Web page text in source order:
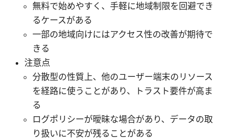
無料で始めやすく、手軽に地域制限を回避でき
るケースがある
一部の地域向けにはアクセス性の改善が期待で
きる
注意点
分散型の性質上、他のユーザー端末のリソース
を経路に使うことがあり、トラスト要件が高ま
る
ログポリシーが曖昧な場合があり、データの取
り扱いに不安が残ることがある